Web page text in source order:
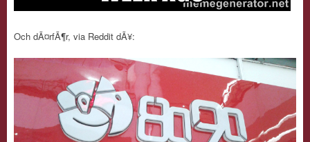
Och dÃ¤rfÃ¶r, via Reddit dÃ¥: